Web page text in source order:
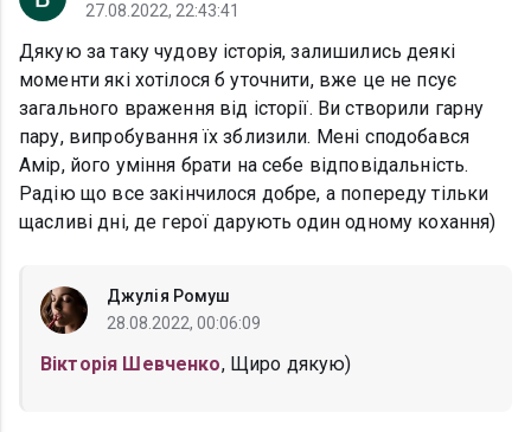
27.08.2022, 22:43:41
Дякую за таку чудову історія, залишились деякі
моменти які хотілося б уточнити, вже це не псує
загального враження від історії. Ви створили гарну
пару, випробування їх зблизили. Мені сподобався
Амір, його уміння брати на себе відповідальність.
Радію що все закінчилося добре, а попереду тільки
щасливі дні, де герої дарують один одному кохання)
Джулія Ромуш
28.08.2022, 00:06:09
Вікторія Шевченко, Щиро дякую)